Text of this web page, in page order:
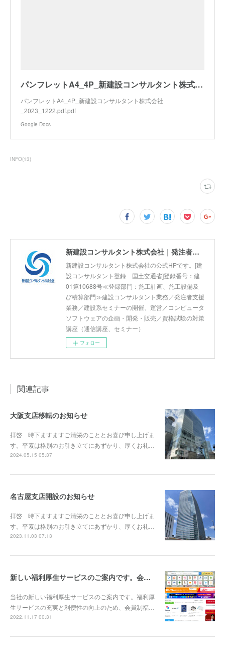
パンフレットA4_4P_新建設コンサルタント株式会社_2023_1222.pdf.pdf
パンフレットA4_4P_新建設コンサルタント株式会社
_2023_1222.pdf.pdf
Google Docs
INFO(13)
新建設コンサルタント株式会社｜発注者支援業務 国土交通省 工事監督支援 河川巡視支援 積算技術 正社員募集
新建設コンサルタント株式会社の公式HPです。[建
設コンサルタント登録 国土交通省]登録番号：建
01第10688号≪登録部門：施工計画、施工設備及
び積算部門≫建設コンサルタント業務／発注者支援
業務／建設系セミナーの開催、運営／コンピュータ
ソフトウェアの企画・開発・販売／資格試験の対策
講座（通信講座、セミナー）
フォロー
関連記事
大阪支店移転のお知らせ
拝啓 時下ますますご清栄のこととお喜び申し上げま
す。平素は格別のお引き立てにあずかり、厚くお礼…
2024.05.15 05:37
名古屋支店開設のお知らせ
拝啓 時下ますますご清栄のこととお喜び申し上げま
す。平素は格別のお引き立てにあずかり、厚くお礼…
2023.11.03 07:13
新しい福利厚生サービスのご案内です。会員制の割引サービス「ベネフィット・ステーション」
当社の新しい福利厚生サービスのご案内です。福利厚
生サービスの充実と利便性の向上のため、会員制福…
2022.11.17 00:31